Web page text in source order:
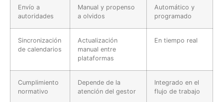
Envío a
autoridades
Manual y propenso
a olvidos
Automático y
programado
Sincronización
de calendarios
Actualización
manual entre
plataformas
En tiempo real
Cumplimiento
normativo
Depende de la
atención del gestor
Integrado en el
flujo de trabajo